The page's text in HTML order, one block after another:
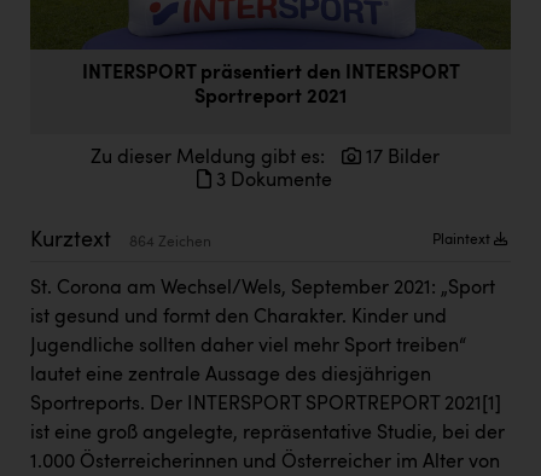
Doppler Gruppe
ERLUS AG
Firmenradl
HIG Infomotion Group
IFE Austria GmbH
Immotech
INTERSPAR
INTERSPORT Austria
Jesolo
INTERSPORT präsentiert den INTERSPORT
Sportreport 2021
Zu dieser Meldung gibt es:
17 Bilder
3 Dokumente
Kurztext 864 Zeichen Plaintext
St. Corona am Wechsel/Wels, September 2021: „Sport
ist gesund und formt den Charakter. Kinder und
Jugendliche sollten daher viel mehr Sport treiben“
lautet eine zentrale Aussage des diesjährigen
Sportreports. Der INTERSPORT SPORTREPORT 2021 [1]
ist eine groß angelegte, repräsentative Studie, bei der
1.000 Österreicherinnen und Österreicher im Alter von